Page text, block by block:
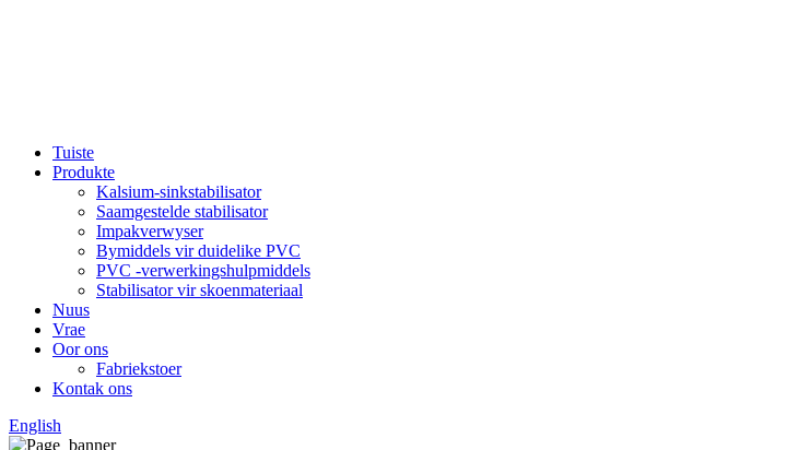
Tuiste
Produkte
Kalsium-sinkstabilisator
Saamgestelde stabilisator
Impakverwyser
Bymiddels vir duidelike PVC
PVC -verwerkingshulpmiddels
Stabilisator vir skoenmateriaal
Nuus
Vrae
Oor ons
Fabriekstoer
Kontak ons
English